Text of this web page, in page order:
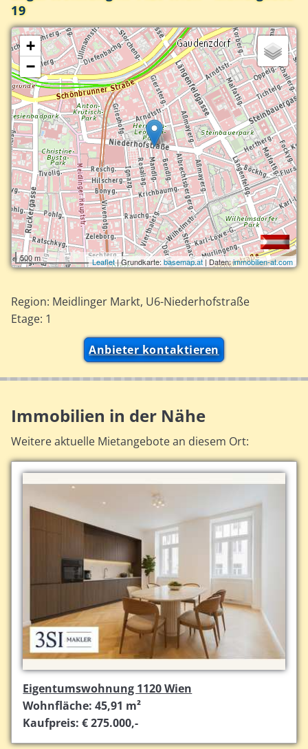
19
+
−
500 m Leaflet| Grundkarte: basemap.at| Daten:immobilien-at.com
Region: Meidlinger Markt, U6-Niederhofstraße
Etage: 1
Anbieter kontaktieren
Immobilien in der Nähe
Weitere aktuelle Mietangebote an diesem Ort:
Eigentumswohnung 1120 Wien
Wohnfläche: 45,91 m²
Kaufpreis: € 275.000,-